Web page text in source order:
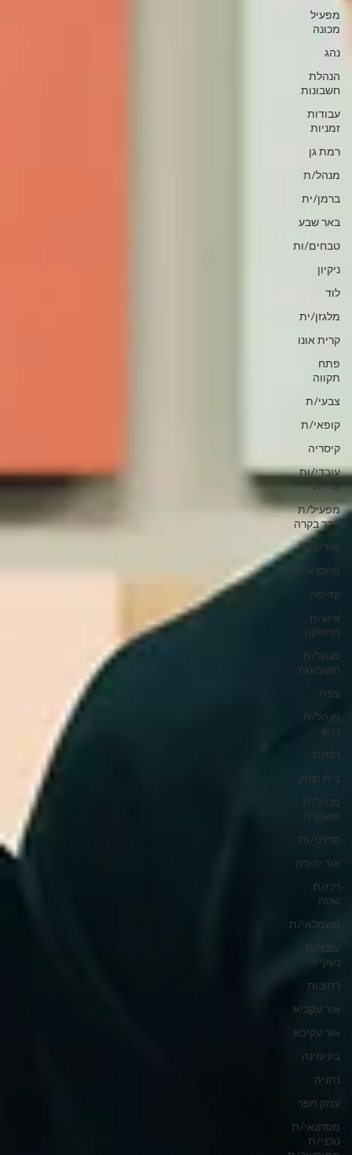
מפעיל
מכונה
נהג
הנהלת
חשבונות
עבודות
זמניות
רמת גן
מנהל/ת
ברמן/ית
באר שבע
טבחים/ות
ניקיון
לוד
מלגזן/ית
קרית אונו
פתח
תקווה
צבעי/ת
קופאי/ת
קיסריה
עובדי/ות
אריזה
מפעיל/ת
חדר בקרה
מודיעין
מחסנאי/ת
קדימה
איש/ת
תחזוקה
מנהל/ת
חשובונות
צפת
מנהל/ת
רכש
רכז/ת
בית יצחק
מנהל/ת
משמרת
סדרני/ות
אור יהודה
רכז/ת
שטח
חשמלאי/ת
עובד/ת
נשקייה
רחובות
אור עקביא
אור עקיבא
בינימינה
נתניה
עמק חפר
מסחנאי/ת
טכני/ת